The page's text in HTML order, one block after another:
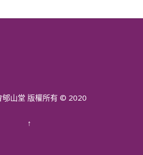
郇山堂 版權所有 © 2020
↑